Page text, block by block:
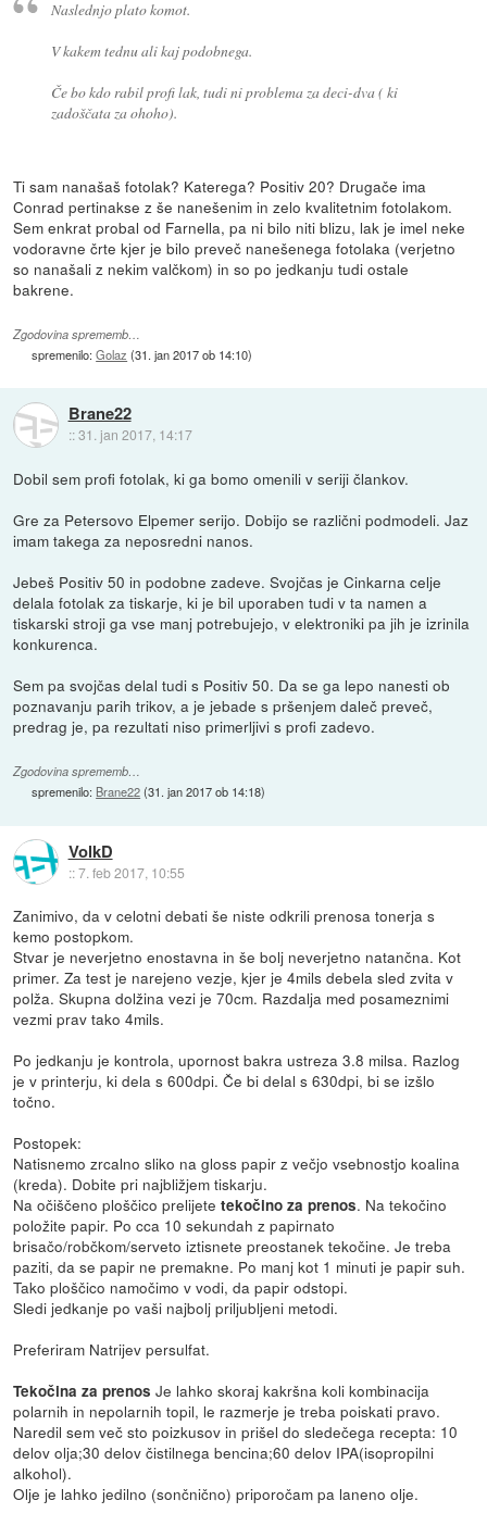
Naslednjo plato komot.
V kakem tednu ali kaj podobnega.
Če bo kdo rabil profi lak, tudi ni problema za deci-dva ( ki
zadoščata za ohoho).
Ti sam nanašaš fotolak? Katerega? Positiv 20? Drugače ima
Conrad pertinakse z še nanešenim in zelo kvalitetnim fotolakom.
Sem enkrat probal od Farnella, pa ni bilo niti blizu, lak je imel neke
vodoravne črte kjer je bilo preveč nanešenega fotolaka (verjetno
so nanašali z nekim valčkom) in so po jedkanju tudi ostale
bakrene.
Zgodovina sprememb…
spremenilo:Golaz (31. jan 2017 ob 14:10)
Brane22
::31. jan 2017, 14:17
Dobil sem profi fotolak, ki ga bomo omenili v seriji člankov.
Gre za Petersovo Elpemer serijo. Dobijo se različni podmodeli. Jaz
imam takega za neposredni nanos.
Jebeš Positiv 50 in podobne zadeve. Svojčas je Cinkarna celje
delala fotolak za tiskarje, ki je bil uporaben tudi v ta namen a
tiskarski stroji ga vse manj potrebujejo, v elektroniki pa jih je izrinila
konkurenca.
Sem pa svojčas delal tudi s Positiv 50. Da se ga lepo nanesti ob
poznavanju parih trikov, a je jebade s pršenjem daleč preveč,
predrag je, pa rezultati niso primerljivi s profi zadevo.
Zgodovina sprememb…
spremenilo: Brane22(31. jan 2017 ob 14:18)
VolkD
::7. feb 2017, 10:55
Zanimivo, da v celotni debati še niste odkrili prenosa tonerja s
kemo postopkom.
Stvar je neverjetno enostavna in še bolj neverjetno natančna. Kot
primer. Za test je narejeno vezje, kjer je 4mils debela sled zvita v
polža. Skupna dolžina vezi je 70cm. Razdalja med posameznimi
vezmi prav tako 4mils.
Po jedkanju je kontrola, upornost bakra ustreza 3.8 milsa. Razlog
je v printerju, ki dela s 600dpi. Če bi delal s 630dpi, bi se izšlo
točno.
Postopek:
Natisnemo zrcalno sliko na gloss papir z večjo vsebnostjo koalina
(kreda). Dobite pri najbližjem tiskarju.
Na očiščeno ploščico prelijetetekočino za prenos. Na tekočino
položite papir. Po cca 10 sekundah z papirnato
brisačo/robčkom/serveto iztisnete preostanek tekočine. Je treba
paziti, da se papir ne premakne. Po manj kot 1 minuti je papir suh.
Tako ploščico namočimo v vodi, da papir odstopi.
Sledi jedkanje po vaši najbolj priljubljeni metodi.
Preferiram Natrijev persulfat.
Tekočina za prenos Je lahko skoraj kakršna koli kombinacija
polarnih in nepolarnih topil, le razmerje je treba poiskati pravo.
Naredil sem več sto poizkusov in prišel do sledečega recepta: 10
delov olja;30 delov čistilnega bencina;60 delov IPA(isopropilni
alkohol).
Olje je lahko jedilno (sončnično) priporočam pa laneno olje.